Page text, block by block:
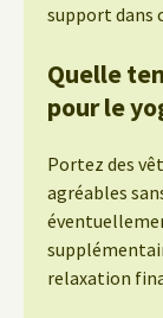
support dans
Quelle
pour le
Portez des
agréables
relaxation